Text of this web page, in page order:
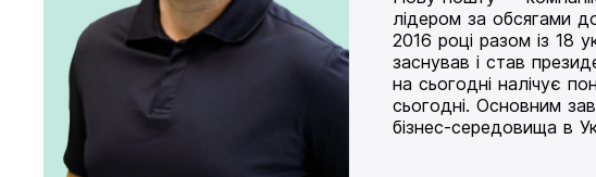
лідером за обсягами
2016 році разом із 18
заснував і став
на сьогодні налічує
сьогодні. Основним
бізнес-середовища в